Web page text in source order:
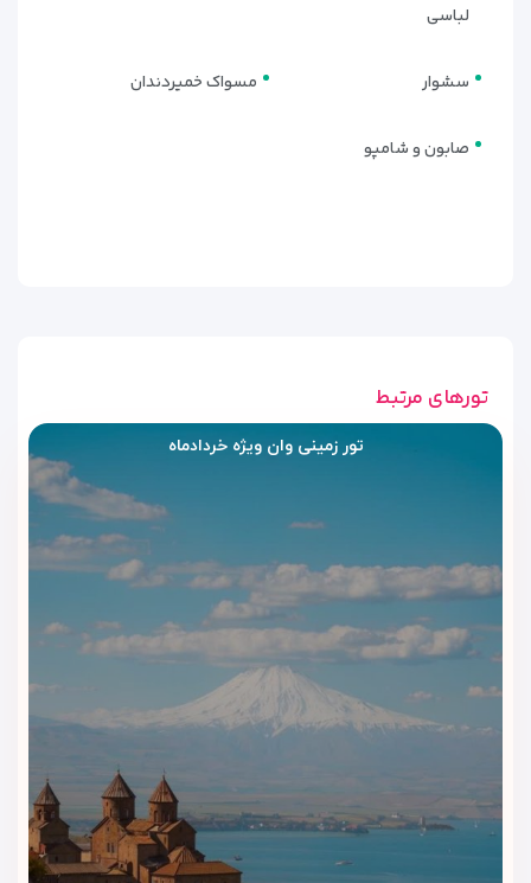
اتاق سه‌تخته خانوادگی
برای خانواده‌ها یا گروه‌های کوچک، اتاق‌های سه‌تخته انتخابی عالی
همچون یخچال، تلویزیون بزرگ‌تر و میز ناهارخوری کوچک از
ویژگی‌های این اتاق‌هاست.
محبوب‌ترین انتخاب‌ها میان مسافران تبدیل کرده است.
در تمامی اتاق‌ها سرویس روزانه نظافت، تهویه مطبوع، اینترنت
رایگان و حمام مدرن با دوش بارانی در دسترس است. همچنین هتل
به درخواست مهمانان، خدمات ویژه‌ای مانند تخت کودک یا سرویس
لباسی
سشوار مسواک خمیردندان
صابون و شامپو
تورهای مرتبط
تور زمینی وان ویژه خردادماه